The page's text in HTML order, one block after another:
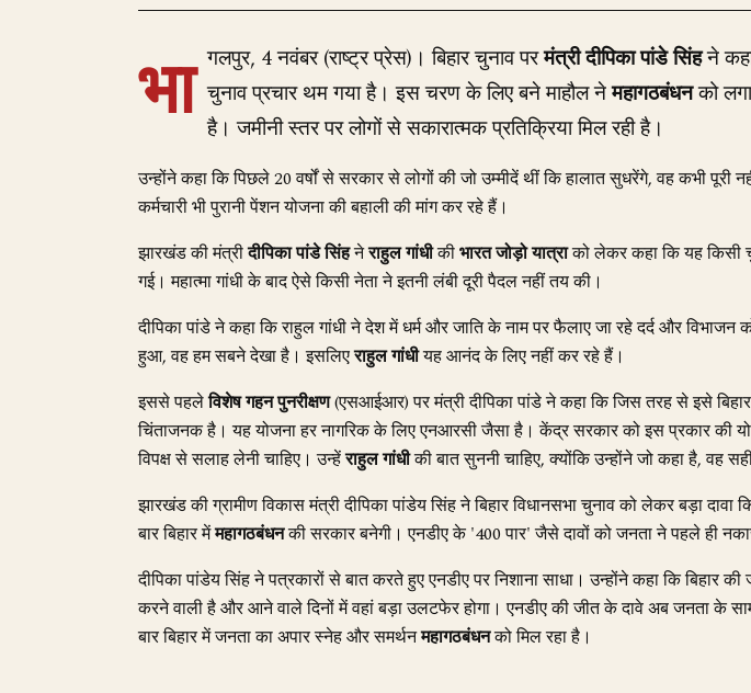
भा गलपुर, 4 नवंबर (राष्ट्र प्रेस)। बिहार चुनाव परमंत्री दीपिका पांडे सिंहने
चुनाव प्रचार थम गया है। इस चरण के लिए बने माहौल नेमहागठबंधनको
है। जमीनी स्तर पर लोगों से सकारात्मक प्रतिक्रिया मिल रही है।
उन्होंने कहा कि पिछले 20 वर्षों से सरकार से लोगों की जो उम्मीदें थीं कि हालात सुधरेंगे, वह कभी पूरी
कर्मचारी भी पुरानी पेंशन योजना की बहाली की मांग कर रहे हैं।
झारखंड की मंत्रीदीपिका पांडे सिंहनेराहुल गांधीकीभारत जोड़ो यात्राको लेकर कहा कि यह किसी
गई। महात्मा गांधी के बाद ऐसे किसी नेता ने इतनी लंबी दूरी पैदल नहीं तय की।
दीपिका पांडे ने कहा कि राहुल गांधी ने देश में धर्म और जाति के नाम पर फैलाए जा रहे दर्द और विभाजन
हुआ, वह हम सबने देखा है। इसलिएराहुल गांधीयह आनंद के लिए नहीं कर रहे हैं।
इससे पहलेविशेष गहन पुनरीक्षण(एसआईआर) पर मंत्री दीपिका पांडे ने कहा कि जिस तरह से इसे
चिंताजनक है। यह योजना हर नागरिक के लिए एनआरसी जैसा है। केंद्र सरकार को इस प्रकार की
विपक्ष से सलाह लेनी चाहिए। उन्हेंराहुल गांधीकी बात सुननी चाहिए, क्योंकि उन्होंने जो कहा है, वह
झारखंड की ग्रामीण विकास मंत्री दीपिका पांडेय सिंह ने बिहार विधानसभा चुनाव को लेकर बड़ा दावा
बार बिहार मेंमहागठबंधनकी सरकार बनेगी। एनडीए के '400 पार' जैसे दावों को जनता ने पहले ही
दीपिका पांडेय सिंह ने पत्रकारों से बात करते हुए एनडीए पर निशाना साधा। उन्होंने कहा कि बिहार
करने वाली है और आने वाले दिनों में वहां बड़ा उलटफेर होगा। एनडीए की जीत के दावे अब जनता के
बार बिहार में जनता का अपार स्नेह और समर्थनमहागठबंधनको मिल रहा है।